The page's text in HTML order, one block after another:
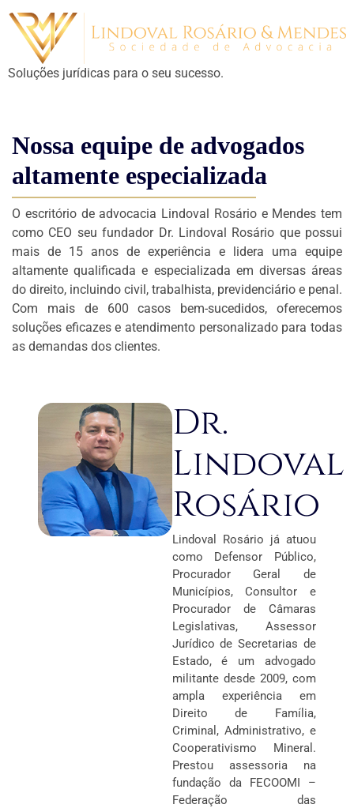
Soluções jurídicas para o seu sucesso.
Nossa equipe de advogados
altamente especializada
O escritório de advocacia Lindoval Rosário e Mendes tem
como CEO seu fundador Dr. Lindoval Rosário que possui
mais de 15 anos de experiência e lidera uma equipe
altamente qualificada e especializada em diversas áreas
do direito, incluindo civil, trabalhista, previdenciário e penal.
Com mais de 600 casos bem-sucedidos, oferecemos
soluções eficazes e atendimento personalizado para todas
as demandas dos clientes.
Dr.
Lindoval
Rosário
Lindoval Rosário já atuou
como Defensor Público,
Procurador Geral de
Municípios, Consultor e
Procurador de Câmaras
Legislativas, Assessor
Jurídico de Secretarias de
Estado, é um advogado
militante desde 2009, com
ampla experiência em
Direito de Família,
Criminal, Administrativo, e
Cooperativismo Mineral.
Prestou assessoria na
fundação da FECOOMI –
Federação das